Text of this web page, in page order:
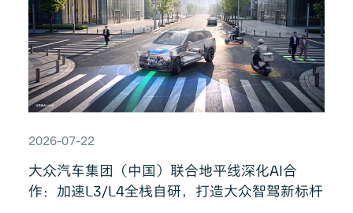
2026-07-22
大众汽车集团（中国）联合地平线深化AI合
作：加速L3/L4全栈自研，打造大众智驾新标杆